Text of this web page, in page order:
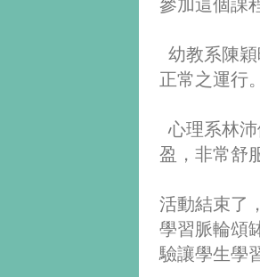
參加這個課
幼教系陳
正常之運行。
心理系林
盈，非常舒
活動結束了
學習脈輪頌
驗讓學生學